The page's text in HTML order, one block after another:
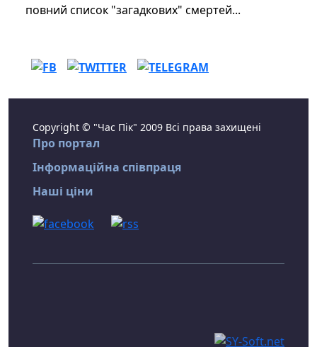
повний список "загадкових" смертей...
Copyright © "Час Пік" 2009 Всі права захищені
Про портал
Інформаційна співпраця
Наші ціни